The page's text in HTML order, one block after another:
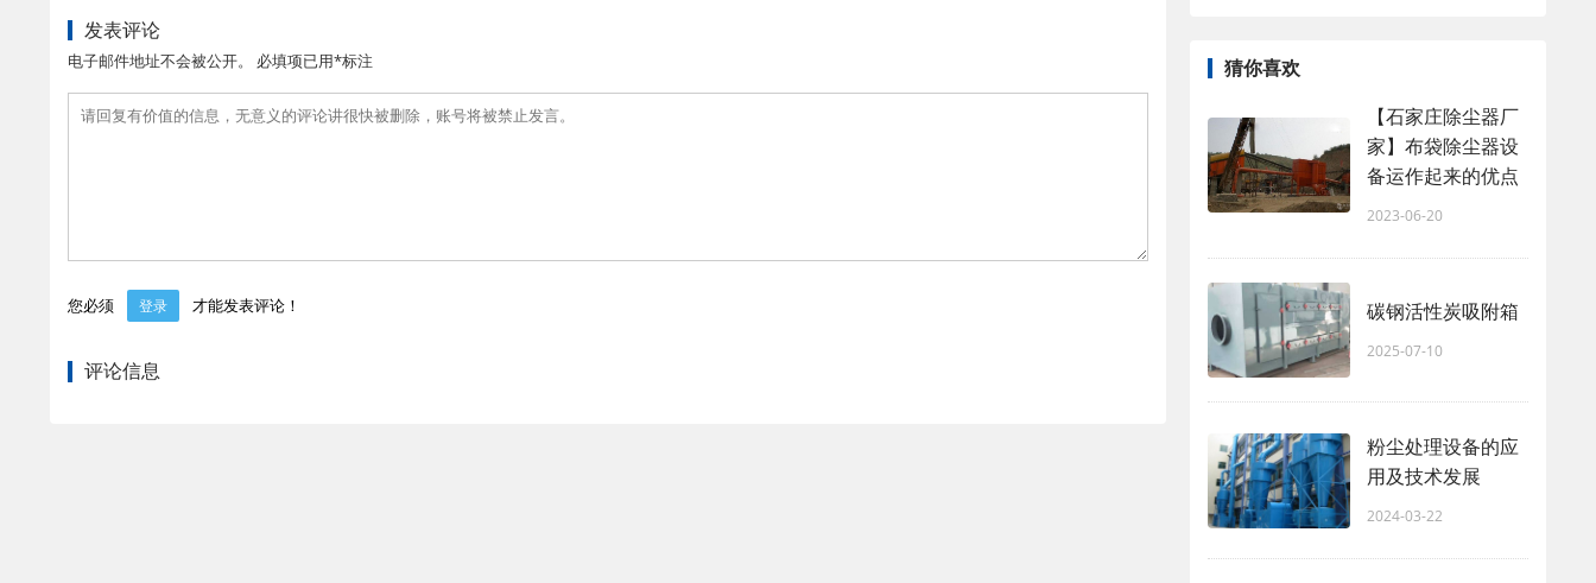
发表评论
电子邮件地址不会被公开。 必填项已用*标注
您必须 登录 才能发表评论！
评论信息
猜你喜欢
【石家庄除尘器厂
家】布袋除尘器设
备运作起来的优点
2023-06-20
碳钢活性炭吸附箱
2025-07-10
粉尘处理设备的应
用及技术发展
2024-03-22